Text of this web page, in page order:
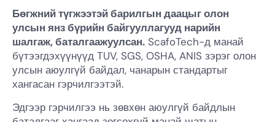
Бөгжний түгжээтэй барилгын даацыг олон
улсын янз бүрийн байгууллагууд нарийн
шалгаж, баталгаажуулсан. ScafoTech-д манай
бүтээгдэхүүнүүд TUV, SGS, OSHA, ANIS зэрэг олон
улсын аюулгүй байдал, чанарын стандартыг
хангасан гэрчилгээтэй.
Эдгээр гэрчилгээ нь зөвхөн аюулгүй байдлын